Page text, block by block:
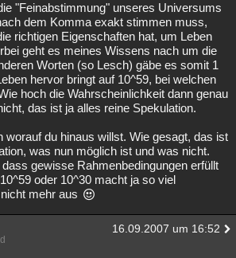
"Feinabstimmung" unseres Universums
dem Komma exakt stimmen muss,
richtigen Eigenschaften hat, um Leben
geht es meines Wissens nach um die
Worten (so Lesch) gäbe es somit 1
hervor bringt auf 10^59, bei welchen
hoch die Wahrscheinlichkeit dann genau
das ist ja alles reine Spekulation.
worauf du hinaus willst. Wie gesagt, das ist
was nun möglich ist und was nicht.
gewisse Rahmenbedingungen erfüllt
oder 10^30 macht ja so viel
mehr aus
16.09.2007 um 16:52